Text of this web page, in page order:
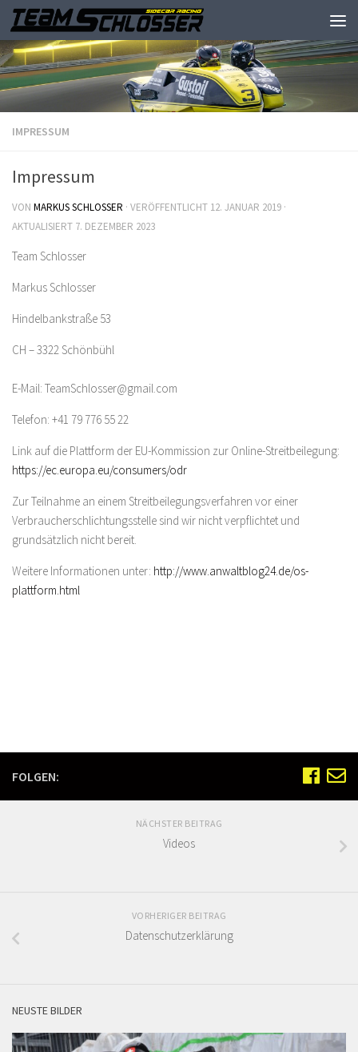
IMPRESSUM
Impressum
VON MARKUS SCHLOSSER · VERÖFFENTLICHT 12. JANUAR 2019 ·
AKTUALISIERT 7. DEZEMBER 2023
Team Schlosser
Markus Schlosser
Hindelbankstraße 53
CH – 3322 Schönbühl
E-Mail: TeamSchlosser@gmail.com
Telefon: +41 79 776 55 22
Link auf die Plattform der EU-Kommission zur Online-Streitbeilegung:
https://ec.europa.eu/consumers/odr
Zur Teilnahme an einem Streitbeilegungsverfahren vor einer
Verbraucherschlichtungsstelle sind wir nicht verpflichtet und
grundsätzlich nicht bereit.
Weitere Informationen unter: http://www.anwaltblog24.de/os-
plattform.html
FOLGEN:
NÄCHSTER BEITRAG
Videos
VORHERIGER BEITRAG
Datenschutzerklärung
NEUSTE BILDER